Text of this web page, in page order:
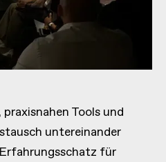
Tools und
untereinander
für